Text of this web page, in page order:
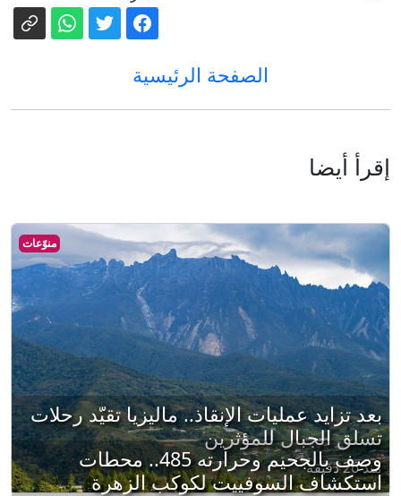
الصفحة الرئيسية
إقرأ أيضا
منوّعات
بعد تزايد عمليات الإنقاذ.. ماليزيا تقيّد رحلات
تسلق الجبال للمؤثرين
منذ 26 دقيقة
وصِف بالجحيم وحرارته 485.. محطات
استكشاف السوفييت لكوكب الزهرة